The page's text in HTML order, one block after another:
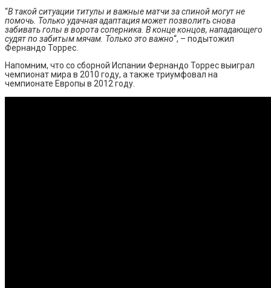
“В такой ситуации титулы и важные матчи за спиной могут не
помочь. Только удачная адаптация может позволить снова
забивать голы в ворота соперника. В конце концов, нападающего
судят по забитым мячам. Только это важно“, – подытожил
Фернандо Торрес.
Напомним, что со сборной Испании Фернандо Торрес выиграл
чемпионат мира в 2010 году, а также триумфовал на
чемпионате Европы в 2012 году.